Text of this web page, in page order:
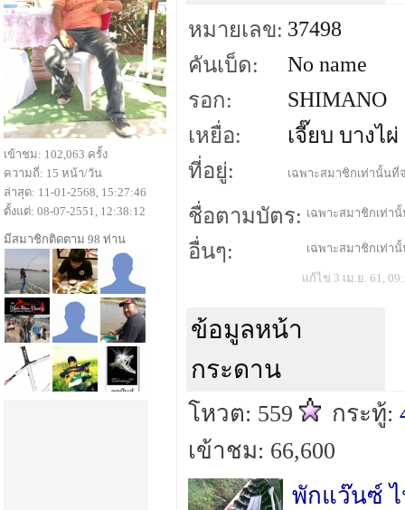
หมายเลข: 37498
คันเบ็ด:
No name
รอก:
SHIMANO
เหยื่อ:
เจี๊ยบ บางไผ่
ที่อยู่:
เฉพาะสมาชิกเท่านั้นที่
ชื่อตามบัตร: เฉพาะสมาชิกเท่า
อื่นๆ: เฉพาะสมาชิกเท่า
แก้ไข 3 เม.ย. 61,
ข้อมูลหน้า
กระดาน
โหวต: 559 กระทู้:
เข้าชม: 66,600
พักแว๊นซ์
เข้าชม: 102,063 ครั้ง
ความถี่: 15 หน้า/วัน
ล่าสุด: 11-01-2568, 15:27:46
ตั้งแต่: 08-07-2551, 12:38:12
มีสมาชิกติดตาม 98 ท่าน